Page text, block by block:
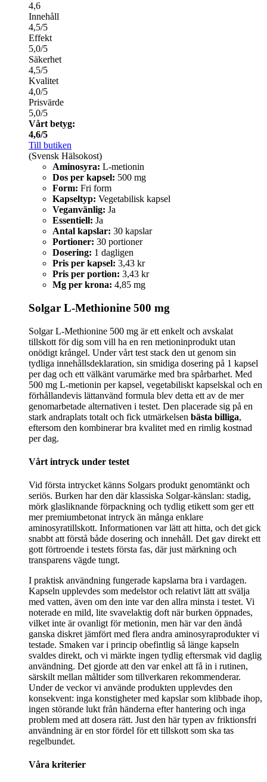
4,6
Innehåll
4,5/5
Effekt
5,0/5
Säkerhet
4,5/5
Kvalitet
4,0/5
Prisvärde
5,0/5
Vårt betyg:
4,6/5
Till butiken
(Svensk Hälsokost)
Aminosyra: L-metionin
Dos per kapsel: 500 mg
Form: Fri form
Kapseltyp: Vegetabilisk kapsel
Veganvänlig: Ja
Essentiell: Ja
Antal kapslar: 30 kapslar
Portioner: 30 portioner
Dosering: 1 dagligen
Pris per kapsel: 3,43 kr
Pris per portion: 3,43 kr
Mg per krona: 4,85 mg
Solgar L-Methionine 500 mg
Solgar L-Methionine 500 mg är ett enkelt och avskalat
tillskott för dig som vill ha en ren metioninprodukt utan
onödigt krångel. Under vårt test stack den ut genom sin
tydliga innehållsdeklaration, sin smidiga dosering på 1 kapsel
per dag och ett välkänt varumärke med bra spårbarhet. Med
500 mg L-metionin per kapsel, vegetabiliskt kapselskal och en
förhållandevis lättanvänd formula blev detta ett av de mer
genomarbetade alternativen i testet. Den placerade sig på en
stark andraplats totalt och fick utmärkelsen bästa billiga,
eftersom den kombinerar bra kvalitet med en rimlig kostnad
per dag.
Vårt intryck under testet
Vid första intrycket känns Solgars produkt genomtänkt och
seriös. Burken har den där klassiska Solgar-känslan: stadig,
mörk glasliknande förpackning och tydlig etikett som ger ett
mer premiumbetonat intryck än många enklare
aminosyratillskott. Informationen var lätt att hitta, och det gick
snabbt att förstå både dosering och innehåll. Det gav direkt ett
gott förtroende i testets första fas, där just märkning och
transparens vägde tungt.
I praktisk användning fungerade kapslarna bra i vardagen.
Kapseln upplevdes som medelstor och relativt lätt att svälja
med vatten, även om den inte var den allra minsta i testet. Vi
noterade en mild, lite svavelaktig doft när burken öppnades,
vilket inte är ovanligt för metionin, men här var den ändå
ganska diskret jämfört med flera andra aminosyraprodukter vi
testade. Smaken var i princip obefintlig så länge kapseln
svaldes direkt, och vi märkte ingen tydlig eftersmak vid daglig
användning. Det gjorde att den var enkel att få in i rutinen,
särskilt mellan måltider som tillverkaren rekommenderar.
Under de veckor vi använde produkten upplevdes den
konsekvent: inga konstigheter med kapslar som klibbade ihop,
ingen störande lukt från händerna efter hantering och inga
problem med att dosera rätt. Just den här typen av friktionsfri
användning är en stor fördel för ett tillskott som ska tas
regelbundet.
Våra kriterier